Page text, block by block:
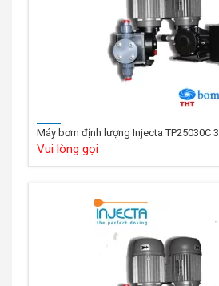
Máy bơm định lượng Injecta TP25030C
Vui lòng gọi